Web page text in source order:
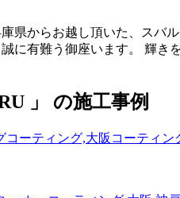
県からお越し頂いた、スバ
誠に有難う御座います。 輝き
」 の施工事例